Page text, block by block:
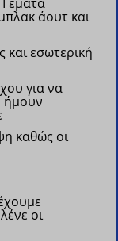
άουτ και
εσωτερική
για να
ήμουν
καθώς οι
οι